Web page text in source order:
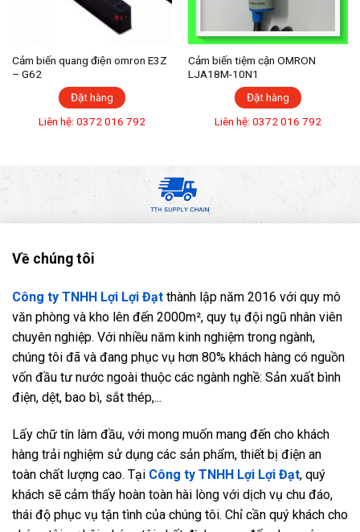
Cảm biến quang điện omron E3Z
– G62
Đặt hàng
Liên hệ: 0372 016 792
Cảm biến tiệm cận OMRON
LJA18M-10N1
Đặt hàng
Liên hệ: 0372 016 792
Về chúng tôi
Công ty TNHH Lợi Lợi Đạt thành lập năm 2016 với quy mô
văn phòng và kho lên đến 2000m², quy tụ đội ngũ nhân viên
chuyên nghiệp. Với nhiều năm kinh nghiệm trong ngành,
chúng tôi đã và đang phục vụ hơn 80% khách hàng có nguồn
vốn đầu tư nước ngoài thuộc các ngành nghề: Sản xuất bình
điện, dệt, bao bì, sắt thép,...
Lấy chữ tín làm đầu, với mong muốn mang đến cho khách
hàng trải nghiệm sử dụng các sản phẩm, thiết bị điện an
toàn chất lượng cao. Tại Công ty TNHH Lợi Lợi Đạt, quý
khách sẽ cảm thấy hoàn toàn hài lòng với dịch vụ chu đáo,
thái độ phục vụ tận tình của chúng tôi. Chỉ cần quý khách cho